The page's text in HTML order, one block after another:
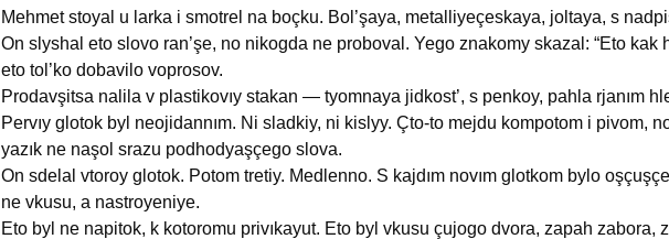
Mehmet stoyal u larka i smotrel na boçku. Bol’şaya, metalliyeçeskaya, joltaya, s
On slyshal eto slovo ran’şe, no nikogda ne proboval. Yego znakomy skazal: “Eto kak
eto tol’ko dobavilo voprosov.
Prodavşitsa nalila v plastikovıy stakan — tyomnaya jidkost’, s penkoy, pahla rjanım
Pervıy glotok byl neojidannım. Ni sladkiy, ni kislyy. Çto-to mejdu kompotom i pivom,
yazık ne naşol srazu podhodyaşçego slova.
On sdelal vtoroy glotok. Potom tretiy. Medlenno. S kajdım novım glotkom bylo
ne vkusu, a nastro­yeniy­e.
Eto byl ne napitok, k kotoromu privıkayut. Eto byl vkusu çujogo dvora, zapah zabora,